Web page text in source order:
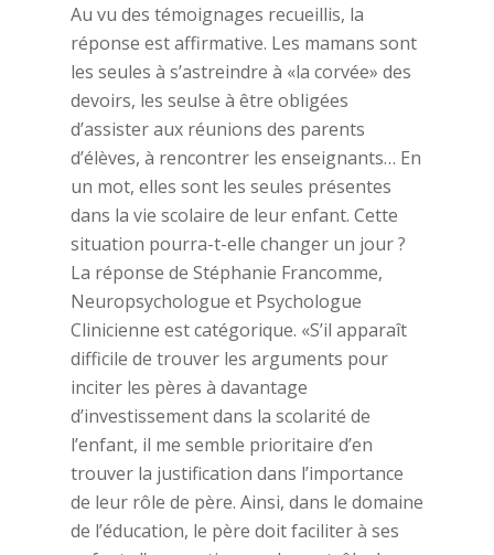
Au vu des témoignages recueillis, la
réponse est affirmative. Les mamans sont
les seules à s’astreindre à «la corvée» des
devoirs, les seulse à être obligées
d’assister aux réunions des parents
d’élèves, à rencontrer les enseignants… En
un mot, elles sont les seules présentes
dans la vie scolaire de leur enfant. Cette
situation pourra-t-elle changer un jour ?
La réponse de Stéphanie Francomme,
Neuropsychologue et Psychologue
Clinicienne est catégorique. «S’il apparaît
difficile de trouver les arguments pour
inciter les pères à davantage
d’investissement dans la scolarité de
l’enfant, il me semble prioritaire d’en
trouver la justification dans l’importance
de leur rôle de père. Ainsi, dans le domaine
de l’éducation, le père doit faciliter à ses